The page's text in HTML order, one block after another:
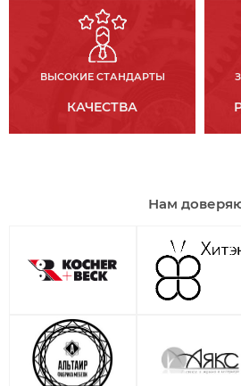
ВЫСОКИЕ СТАНДАРТЫ
КАЧЕСТВА
Нам